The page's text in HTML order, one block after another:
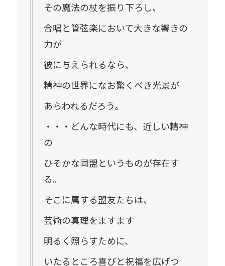
その魔法の杖を振り下ろし、
合唱と管弦楽において大きな響きの
力が
彼に与えられるなら、
精神の世界になお驚くべき光景が
あらわれるだろう。
・・・どんな時代にも、近しい精神
の
ひそかな同盟というものが存在す
る。
そこに属する盟友たちは、
芸術の真理をますます
明るく照らすために、
いたるところ喜びと祝福を広げつ